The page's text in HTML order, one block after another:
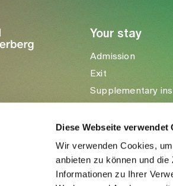
Diese Webseite verwendet
Wir verwenden Cookies,
anbieten zu können und
Informationen zu Ihrer
Your stay
Admission
Exit
Supplementary